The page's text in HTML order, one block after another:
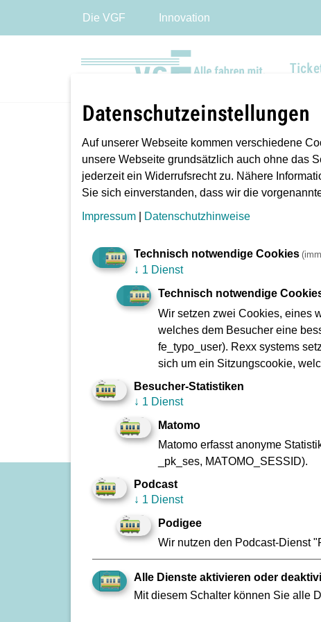
Die VGF
Innovation
Sie halten die
27.12.2022
Sie halten die Stadt auch an
Dank an Schienenbahnfahrer:innen
während andere Weihnachten feiern.
In diesem Jahr wurden einige Fahrer:innen
Kampagne „Initiative Verkehrswende Hessen“
Die VGF bedankt sich für diese schöne und
zur Übersicht
Impressum
Zu den Geschäftsberichten
Kontakt
Fundbüro
FAQ
VGF A bis Z
Datenschutzeinstellungen
Auf unserer Webseite kommen verschiedene
unsere Webseite grundsätzlich auch ohne das
jederzeit ein Widerrufsrecht zu. Nähere
Sie sich einverstanden, dass wir die
Impressum
Datenschutzhinweise
Technisch notwendige Cookies
↓ 1 Dienst
Technisch notwendige
Wir setzen zwei Cookies, eines
welches dem Besucher eine
fe_typo_user). Rexx systems
sich um ein Sitzungscookie,
Besucher-Statistiken
↓ 1 Dienst
Matomo
Matomo erfasst anonyme
_pk_ses, MATOMO_SESSID).
Podcast
↓ 1 Dienst
Podigee
Wir nutzen den Podcast-Dienst
Alle Dienste aktivieren oder
Mit diesem Schalter können Sie alle